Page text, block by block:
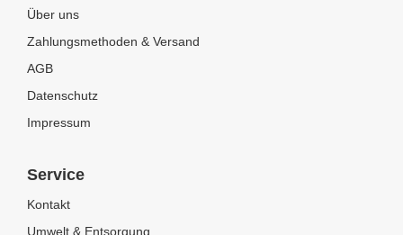
Über uns
Zahlungsmethoden & Versand
AGB
Datenschutz
Impressum
Service
Kontakt
Umwelt & Entsorgung